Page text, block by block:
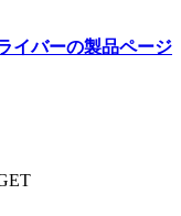
イバーの製品ページ